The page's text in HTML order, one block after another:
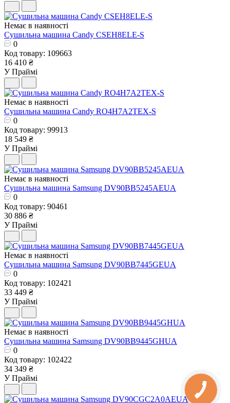
Немає в наявності
Сушильна машина Candy CSEH8ELE-S
0
Код товару: 109663
16 410 ₴
У Праймі
Немає в наявності
Сушильна машина Candy RO4H7A2TEX-S
0
Код товару: 99913
18 549 ₴
У Праймі
Немає в наявності
Сушильна машина Samsung DV90BB5245AEUA
0
Код товару: 90461
30 886 ₴
У Праймі
Немає в наявності
Сушильна машина Samsung DV90BB7445GEUA
0
Код товару: 102421
33 449 ₴
У Праймі
Немає в наявності
Сушильна машина Samsung DV90BB9445GHUA
0
Код товару: 102422
34 349 ₴
У Праймі